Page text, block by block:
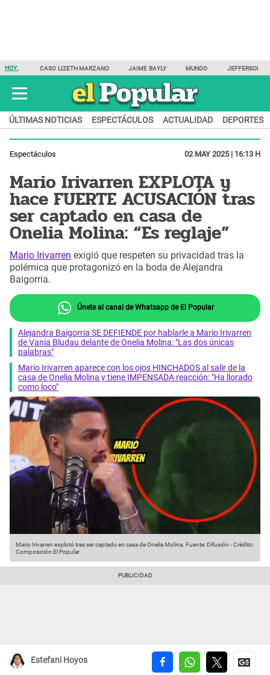
HOY: CASO LIZETH MARZANO JAIME BAYLY MUNDO JEFFERSON
ÚLTIMAS NOTICIAS ESPECTÁCULOS ACTUALIDAD DEPORTES
Espectáculos 02 MAY 2025 | 16:13 H
Mario Irivarren EXPLOTA y
hace FUERTE ACUSACIÓN tras
ser captado en casa de
Onelia Molina: “Es reglaje”
Mario Irivarren exigió que respeten su privacidad tras la
polémica que protagonizó en la boda de Alejandra
Baigorria.
Únete al canal de Whatsapp de El Popular
Alejandra Baigorria SE DEFIENDE por hablarle a Mario Irivarren
de Vania Bludau delante de Onelia Molina: "Las dos únicas
palabras"
Mario Irivarren aparece con los ojos HINCHADOS al salir de la
casa de Onelia Molina y tiene IMPENSADA reacción: "Ha llorado
como loco"
Mario Irivarren explotó tras ser captado en casa de Onelia Molina. Fuente: Difusión -Crédito:
Composición El Popular
Estefani Hoyos